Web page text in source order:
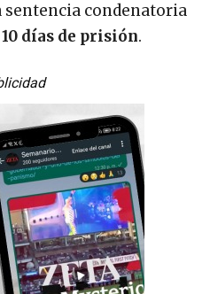
sentencia condenatoria
10 días de prisión.